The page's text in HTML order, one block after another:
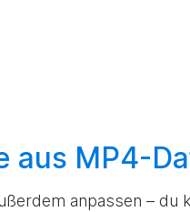
aus MP4-
anpassen – du